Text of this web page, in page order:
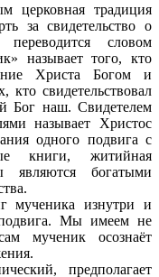
церковная традиция
за свидетельство о
словом
называет того, кто
Христа Богом и
кто свидетельствовал
Бог наш. Свидетелем
называет Христос
одного подвига с
книги, житийная
являются богатыми
мученика изнутри и
подвига. Мы имеем не
мученик осознаёт
предполагает